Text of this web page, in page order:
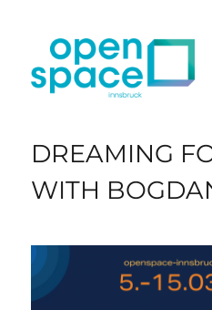
DREAMING
WITH